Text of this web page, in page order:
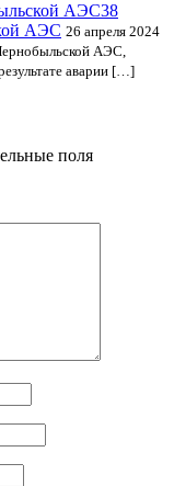
38
АЭС 26 апреля 2024
АЭС,
аварии […]
поля